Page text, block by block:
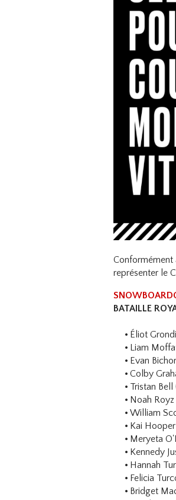
Conformément
représenter le
BATAILLE
Éliot
Liam
Evan
Colby
Tristan Bell
Noah
William
Kai
Meryeta
Kennedy
Hannah
Felicia
Bridget